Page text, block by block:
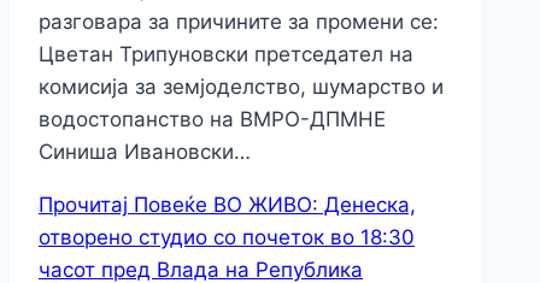
разговара за причините за промени се:
Цветан Трипуновски претседател на
комисија за земјоделство, шумарство и
водостопанство на ВМРО-ДПМНЕ
Синиша Ивановски…
Прочитај Повеќе ВО ЖИВО: Денеска,
отворено студио со почеток во 18:30
часот пред Влада на Република